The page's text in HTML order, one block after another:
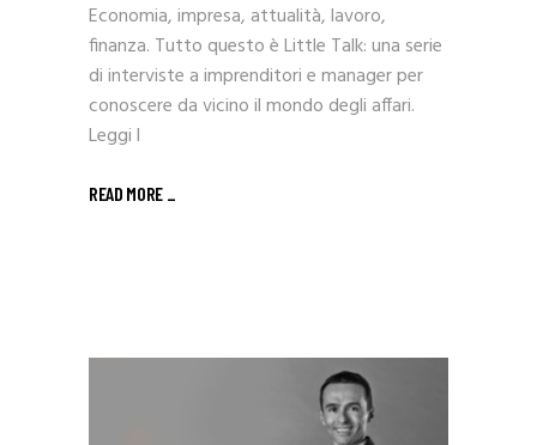
Economia, impresa, attualità, lavoro,
finanza. Tutto questo è Little Talk: una serie
di interviste a imprenditori e manager per
conoscere da vicino il mondo degli affari.
Leggi l
READ MORE _